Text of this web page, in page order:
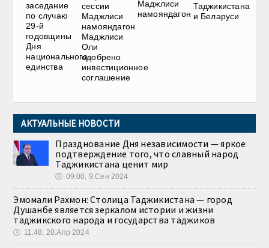
заседание
по случаю
29-й
годовщины
Дня
национального
единства
сессии
Маджлиси
намояндагон
Маджлиси
Оли
одобрено
инвестиционное
соглашение
Маджлиси
намояндагон
Таджикистана
и Беларуси
АКТУАЛЬНЫЕ НОВОСТИ
Празднование Дня независимости — яркое
подтверждение того, что славный народ
Таджикистана ценит мир
🕔 09:00, 9.Сен 2024
Эмомали Рахмон: Столица Таджикистана — город
Душанбе является зеркалом истории и жизни
таджикского народа и государства таджиков
🕔 11:48, 20.Апр 2024